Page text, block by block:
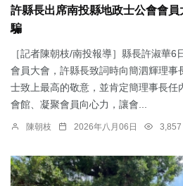
許縣長出席南投縣地政士公會會
騙
［記者陳朝枝/南投報導］縣長許淑華
會員大會，許縣長致詞時向簡泗輝理事
士致上最高的敬意，並肯定簡理事長任
會館、凝聚會員向心力，讓會...
陳朝枝 2026年八月06日 3,857